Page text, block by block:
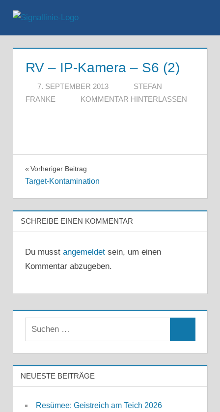
Inhalt
springen
RV – IP-Kamera – S6 (2)
7. SEPTEMBER 2013
STEFAN
FRANKE
KOMMENTAR HINTERLASSEN
Beitragsnavigation
Vorheriger Beitrag
Target-Kontamination
SCHREIBE EINEN KOMMENTAR
Du musst angemeldetsein, um einen
Kommentar abzugeben.
NEUESTE BEITRÄGE
Resümee: Geistreich am Teich 2026